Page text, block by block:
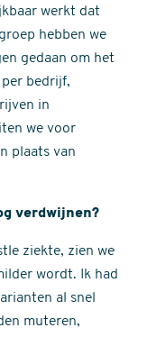
werkt dat
hebben we
gedaan om het
bedrijf,
in
we voor
plaats van
verdwijnen?
ziekte, zien we
wordt. Ik had
al snel
muteren,